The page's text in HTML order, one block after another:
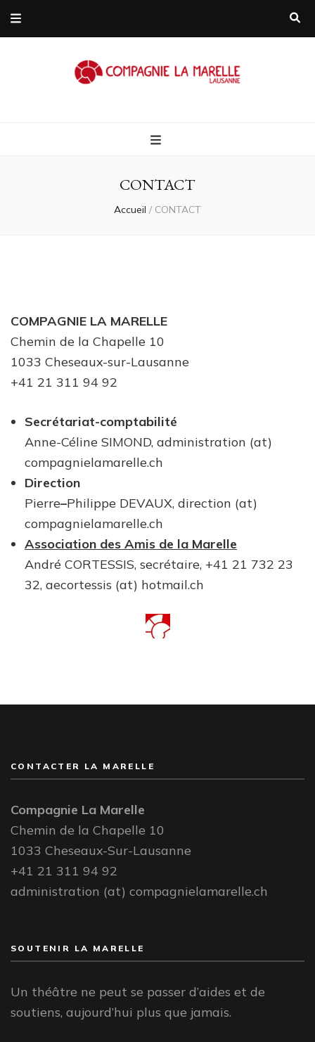
Marelle
Lausanne/
CONTACT
Accueil / CONTACT
COMPAGNIE LA MARELLE
Chemin de la Chapelle 10
1033 Cheseaux-sur-Lausanne
+41 21 311 94 92
Secrétariat-comptabilité
Anne-Céline SIMOND, administration (at)
compagnielamarelle.ch
Direction
Pierre–Philippe DEVAUX, direction (at)
compagnielamarelle.ch
Association des Amis de la Marelle
André CORTESSIS, secrétaire, +41 21 732 23
32, aecortessis (at) hotmail.ch
CONTACTER LA MARELLE
Compagnie La Marelle
Chemin de la Chapelle 10
1033 Cheseaux-Sur-Lausanne
+41 21 311 94 92
administration (at) compagnielamarelle.ch
SOUTENIR LA MARELLE
Un théâtre ne peut se passer d’aides et de
soutiens, aujourd’hui plus que jamais.